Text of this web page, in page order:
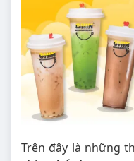
Trên đây là những